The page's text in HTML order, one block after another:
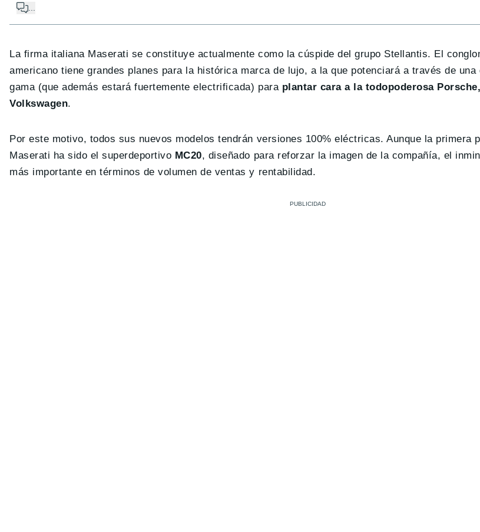
La firma italiana Maserati se constituye actualmente como la cúspide del grupo Stellantis. El
americano tiene grandes planes para la histórica marca de lujo, a la que potenciará a través de
gama (que además estará fuertemente electrificada) para plantar cara a la todopoderosa
Volkswagen.
Por este motivo, todos sus nuevos modelos tendrán versiones 100% eléctricas. Aunque la primera
Maserati ha sido el superdeportivo MC20, diseñado para reforzar la imagen de la compañía, el
más importante en términos de volumen de ventas y rentabilidad.